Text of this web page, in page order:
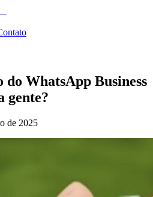
do WhatsApp Business
gente?
de 2025